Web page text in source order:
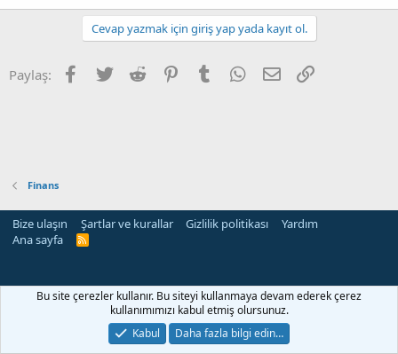
Cevap yazmak için giriş yap yada kayıt ol.
Paylaş: Facebook
Twitter Reddit PinterestTumblr WhatsApp
E-posta
Finans
Bize ulaşın Şartlar ve kurallar Gizlilik politikası
Yardım
Ana sayfa
R
Bu site çerezler kullanır. Bu siteyi kullanmaya devam ederek çerez
kullanımımızı kabul etmiş olursunuz.
Kabul
Daha fazla bilgi edin…